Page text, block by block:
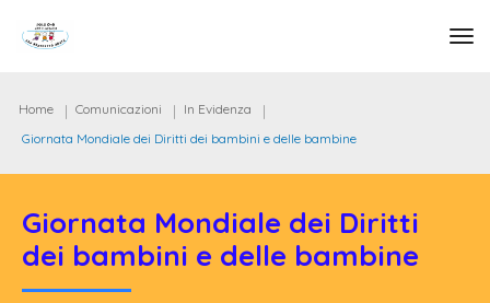
Home Comunicazioni
In Evidenza
Giornata Mondiale dei Diritti dei bambini e delle bambine
Giornata Mondiale dei Diritti
dei bambini e delle bambine